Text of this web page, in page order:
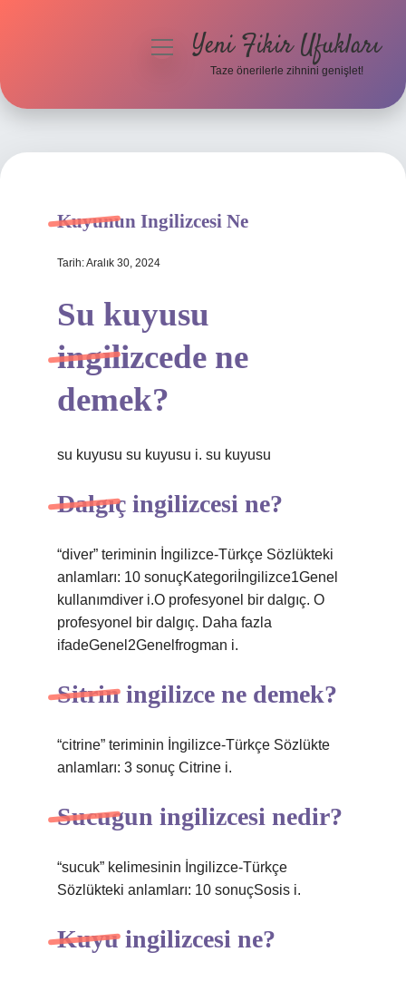
Hakkımızda
menüyüYeni Fikir Ufukları
Taze önerilerle zihnini genişlet!
Kuyunun Ingilizcesi Ne
Tarih: Aralık 30, 2024
Su kuyusu
ingilizcede ne
demek?
su kuyusu su kuyusu i. su kuyusu
Dalgıç ingilizcesi ne?
“diver” teriminin İngilizce-Türkçe Sözlükteki
anlamları: 10 sonuçKategoriİngilizce1Genel
kullanımdiver i.O profesyonel bir dalgıç. O
profesyonel bir dalgıç. Daha fazla
ifadeGenel2Genelfrogman i.
Sitrin ingilizce ne demek?
“citrine” teriminin İngilizce-Türkçe Sözlükte
anlamları: 3 sonuç Citrine i.
Sucugun ingilizcesi nedir?
“sucuk” kelimesinin İngilizce-Türkçe
Sözlükteki anlamları: 10 sonuçSosis i.
Kuyu ingilizcesi ne?